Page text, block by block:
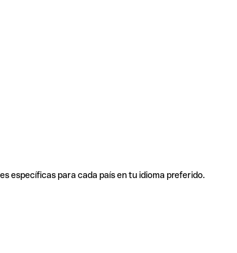
específicas para cada país en tu idioma preferido.